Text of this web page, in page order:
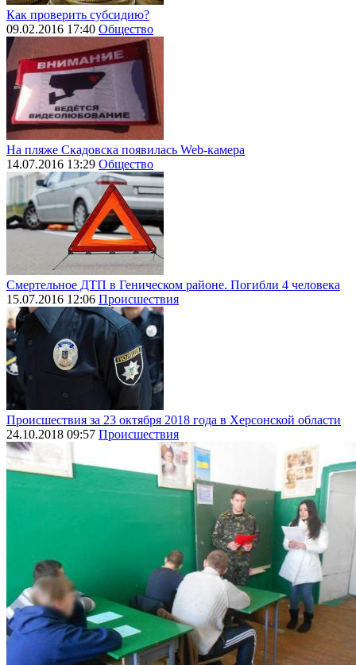
Как проверить субсидию?
09.02.2016 17:40 Общество
На пляже Скадовска появилась Web-камера
14.07.2016 13:29 Общество
Смертельное ДТП в Геническом районе. Погибли 4 человека
15.07.2016 12:06 Происшествия
Происшествия за 23 октября 2018 года в Херсонской области
24.10.2018 09:57 Происшествия